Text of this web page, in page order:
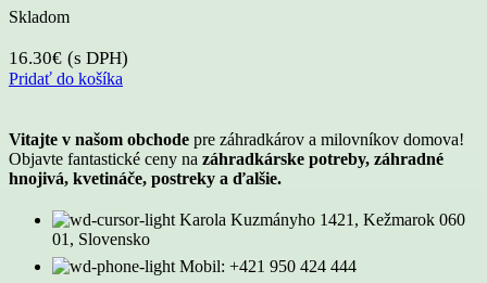
Skladom
16.30€ (s DPH)
Pridať do košíka
Vitajte v našom obchode pre záhradkárov a milovníkov domova!
Objavte fantastické ceny na záhradkárske potreby, záhradné
hnojivá, kvetináče, postreky a ďalšie.
Karola Kuzmányho 1421, Kežmarok 060
01, Slovensko
Mobil: +421 950 424 444